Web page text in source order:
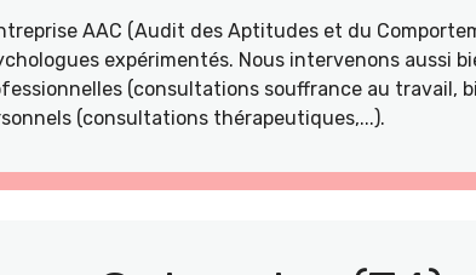
AAC (Audit des Aptitudes et du
expérimentés. Nous intervenons aussi
(consultations souffrance au travail,
(consultations thérapeutiques,...).